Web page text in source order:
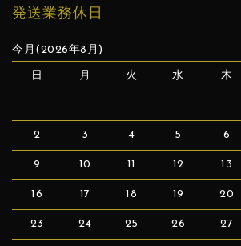
発送業務休日
今月(2026年8月)
日 月 火 水 木
2 3 4 5 6
9 10 11 12 13
16 17 18 19 20
23 24 25 26 27